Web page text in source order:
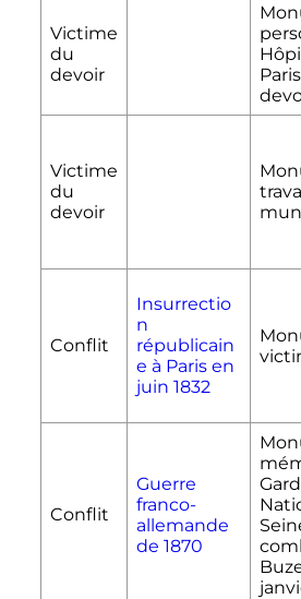
Victime
du
devoir
Victime
du
devoir
Conflit
Insurrectio
n
républicain
e à Paris en
juin 1832
Conflit
Guerre
franco-
allemande
de 1870